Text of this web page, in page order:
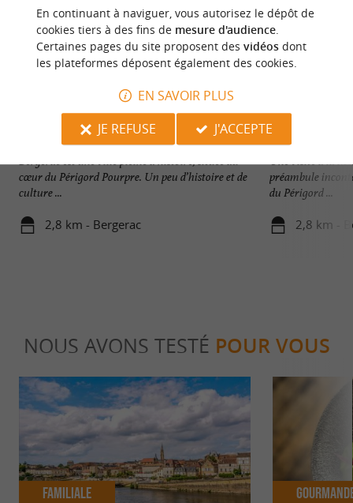
cœur du Périgord Pourpre. Un peu d’histoire et de
culture ...
2,8 km - Bergerac
Maison des vins
préambule
du Périgord ...
2,8 km -
NOUS AVONS TESTÉ POUR VOUS
Familiale
En continuant à naviguer, vous autorisez le dépôt de
cookies tiers à des fins de mesure d'audience.
Certaines pages du site proposent des vidéosdont
les plateformes déposent également des cookies.
EN SAVOIR PLUS
JE REFUSE
J'ACCEPTE